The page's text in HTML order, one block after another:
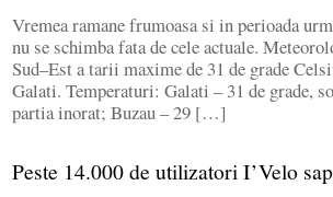
Vremea ramane frumoasa si in perioada
nu se schimba fata de cele actuale.
Sud–Est a tarii maxime de 31 de grade
Galati. Temperaturi: Galati – 31 de grade,
partia inorat; Buzau – 29 […]
Peste 14.000 de utilizatori I’Velo